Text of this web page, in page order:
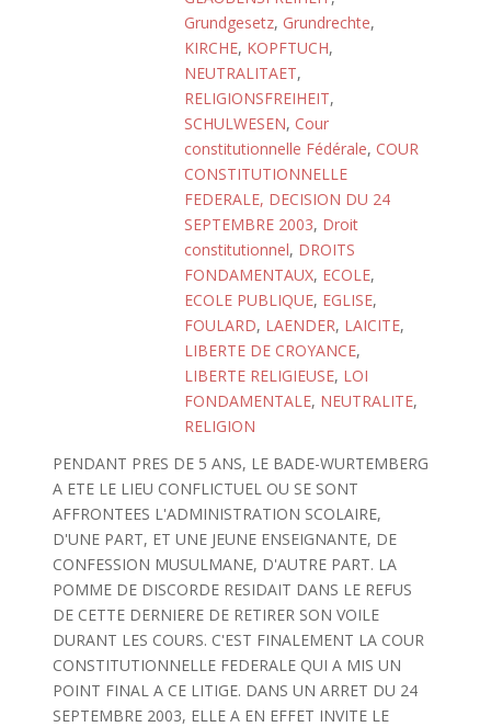
Grundgesetz, Grundrechte,
KIRCHE, KOPFTUCH,
NEUTRALITAET,
RELIGIONSFREIHEIT,
SCHULWESEN, Cour
constitutionnelle Fédérale, COUR
CONSTITUTIONNELLE
FEDERALE, DECISION DU 24
SEPTEMBRE 2003, Droit
constitutionnel, DROITS
FONDAMENTAUX, ECOLE,
ECOLE PUBLIQUE, EGLISE,
FOULARD, LAENDER, LAICITE,
LIBERTE DE CROYANCE,
LIBERTE RELIGIEUSE, LOI
FONDAMENTALE, NEUTRALITE,
RELIGION
PENDANT PRES DE 5 ANS, LE BADE-WURTEMBERG
A ETE LE LIEU CONFLICTUEL OU SE SONT
AFFRONTEES L'ADMINISTRATION SCOLAIRE,
D'UNE PART, ET UNE JEUNE ENSEIGNANTE, DE
CONFESSION MUSULMANE, D'AUTRE PART. LA
POMME DE DISCORDE RESIDAIT DANS LE REFUS
DE CETTE DERNIERE DE RETIRER SON VOILE
DURANT LES COURS. C'EST FINALEMENT LA COUR
CONSTITUTIONNELLE FEDERALE QUI A MIS UN
POINT FINAL A CE LITIGE. DANS UN ARRET DU 24
SEPTEMBRE 2003, ELLE A EN EFFET INVITE LE